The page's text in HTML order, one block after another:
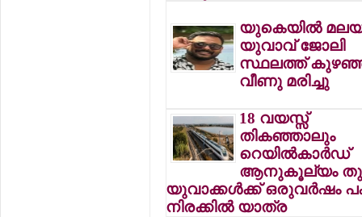
യുകെയില്‍
യുവാവ് ജോലി
സ്ഥലത്ത്
വീണു മരിച്ചു
18 വയസ്സ്
തികഞ്ഞാലും
റെയില്‍കാര്‍ഡ്
ആനുകൂല്യം
യുവാക്കള്‍ക്ക് ഒരുവര്‍ഷം
നിരക്കില്‍ യാത്ര